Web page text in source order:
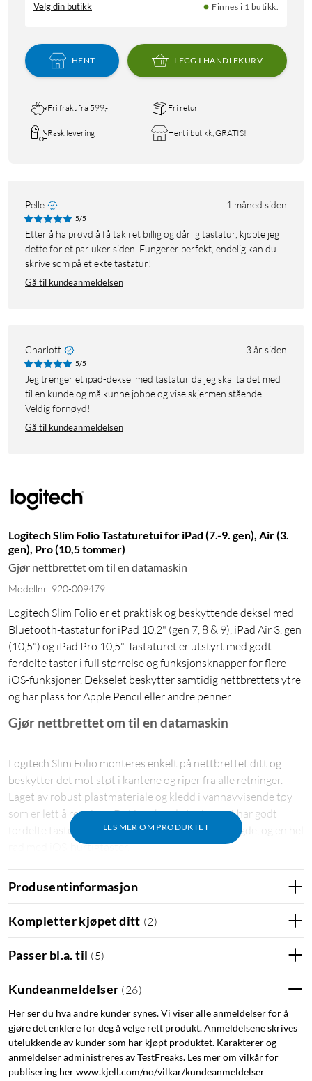
Velg din butikk Finnes i 1 butikk.
HENT LEGG I HANDLEKURV
Fri frakt fra 599,- Fri retur
Rask levering Hent i butikk, GRATIS!
Pelle 1 måned siden
5/5
Etter å ha prøvd å få tak i et billig og dårlig tastatur, kjøpte jeg
dette for et par uker siden. Fungerer perfekt, endelig kan du
skrive som på et ekte tastatur!
Gå til kundeanmeldelsen
Charlott 3 år siden
5/5
Jeg trenger et ipad-deksel med tastatur da jeg skal ta det med
til en kunde og må kunne jobbe og vise skjermen stående.
Veldig fornøyd!
Gå til kundeanmeldelsen
Logitech Slim Folio Tastaturetui for iPad (7.-9. gen), Air (3.
gen), Pro (10,5 tommer)
Gjør nettbrettet om til en datamaskin
Modellnr: 920-009479
Logitech Slim Folio er et praktisk og beskyttende deksel med
Bluetooth-tastatur for iPad 10,2" (gen 7, 8 & 9), iPad Air 3. gen
(10,5") og iPad Pro 10,5". Tastaturet er utstyrt med godt
fordelte taster i full størrelse og funksjonsknapper for flere
iOS-funksjoner. Dekselet beskytter samtidig nettbrettets ytre
og har plass for Apple Pencil eller andre penner.
LES MER OM PRODUKTET
Gjør nettbrettet om til en datamaskin
Logitech Slim Folio monteres enkelt på nettbrettet ditt og
beskytter det mot støt i kantene og riper fra alle retninger.
Laget av robust plastmateriale og kledd i vannavvisende tøy
som er lett å rengjøre. Det innebygde tastaturet har godt
fordelte taster i full størrelse med 1,5 mm slaglengde, og en hel
rad med iOS-hurtigtaster.
Logitech Slim Folio drives med to medfølgende CR2032-
knappcellebatterier. Holder i opptil 3 år (ved 2 t bruk hver
dag). Etuiet setter skjermen i hvilemodus når etuiet lukkes, og
vekker den når det åpnes. Nordisk tastaturoppsett. Vekt: 495
g.
A2197 A2198 A2200
Logitech
Produsentinformasjon
Kompletter kjøpet ditt (2)
Passer bl.a. til (5)
Kundeanmeldelser (26)
Her ser du hva andre kunder synes. Vi viser alle anmeldelser for å
gjøre det enklere for deg å velge rett produkt. Anmeldelsene skrives
utelukkende av kunder som har kjøpt produktet. Karakterer og
anmeldelser administreres av TestFreaks. Les mer om vilkår for
publisering her www.kjell.com/no/vilkar/kundeanmeldelser